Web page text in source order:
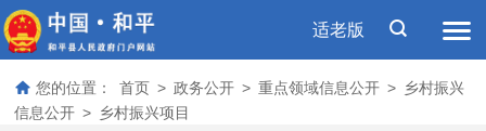
适老版
您的位置： 首页 > 政务公开 > 重点领域信息公开 > 乡村振兴
信息公开 > 乡村振兴项目